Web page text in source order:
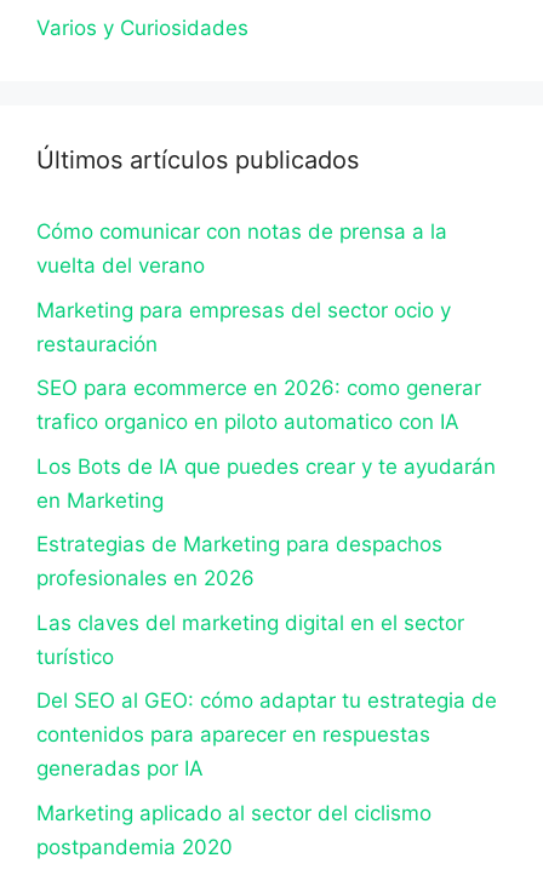
Varios y Curiosidades
Últimos artículos publicados
Cómo comunicar con notas de prensa a la
vuelta del verano
Marketing para empresas del sector ocio y
restauración
SEO para ecommerce en 2026: como generar
trafico organico en piloto automatico con IA
Los Bots de IA que puedes crear y te ayudarán
en Marketing
Estrategias de Marketing para despachos
profesionales en 2026
Las claves del marketing digital en el sector
turístico
Del SEO al GEO: cómo adaptar tu estrategia de
contenidos para aparecer en respuestas
generadas por IA
Marketing aplicado al sector del ciclismo
postpandemia 2020